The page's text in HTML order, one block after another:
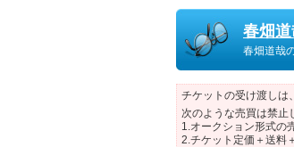
春畑
春畑道哉
チケットの受け渡しは
次のような売買は禁止
1.オークション形式の
2.チケット定価＋送料